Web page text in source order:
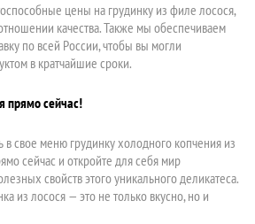
цены на грудинку из филе лосося,
качества. Также мы обеспечиваем
по всей России, чтобы вы могли
в кратчайшие сроки.
прямо сейчас!
в свое меню грудинку холодного копчения из
сейчас и откройте для себя мир
свойств этого уникального деликатеса.
из лосося — это не только вкусно, но и